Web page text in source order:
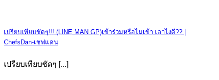
เปรียบเทียบชัดๆ!!! (LINE MAN GP)เข้าร่วมหรือไม่เข้า เอาไงดี?? |
ChefsDan-เชฟแดน
เปรียบเทียบชัดๆ [...]